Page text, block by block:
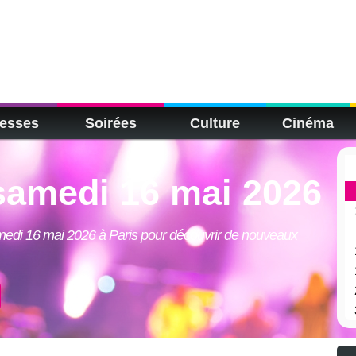
Soirées Culture Cinéma
16 mai 2026
16 mai 2026 à Paris pour découvrir de nouveaux